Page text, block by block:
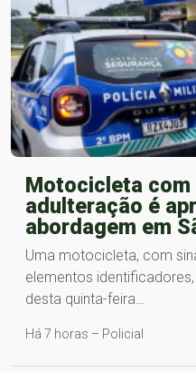
Motocicleta com
adulteração é
abordagem em
Uma motocicleta, com
elementos
desta quinta-feira…
Há 7 horas – Policial